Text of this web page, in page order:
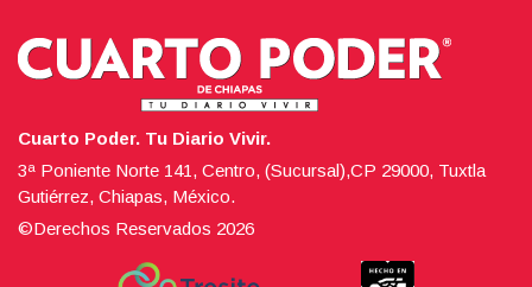
Cuarto Poder. Tu Diario Vivir.
3ª Poniente Norte 141, Centro, (Sucursal),CP 29000, Tuxtla
Gutiérrez, Chiapas, México.
©Derechos Reservados 2026